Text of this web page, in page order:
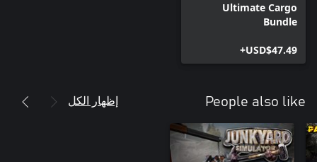
Ultimate Cargo
Bundle
USD$47.49+
People also like إظهار الكل